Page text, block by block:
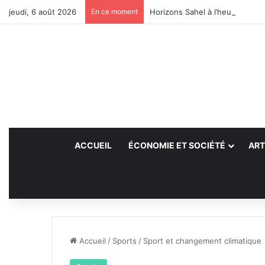
jeudi, 6 août 2026 En ce moment Horizons Sahel à l’heure du bilan
ACCUEIL ÉCONOMIE ET SOCIÉTÉ
Accueil / Sports / Sport et changement climatique